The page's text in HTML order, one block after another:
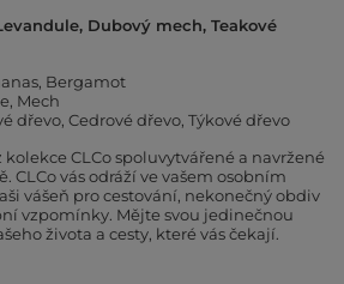
Dubový mech, Teakové
Bergamot
Mech
dřevo, Cedrové dřevo, Týkové dřevo
CLCo spoluvytvářené a navržené
CLCo vás odráží ve vašem osobním
vášeň pro cestování, nekonečný obdiv
vzpomínky. Mějte svou jedinečnou
života a cesty, které vás čekají.